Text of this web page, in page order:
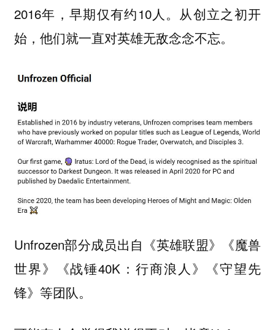
2016年，早期仅有约10人。从创立之初开
始，他们就一直对英雄无敌念念不忘。
Unfrozen部分成员出自《英雄联盟》《魔兽
世界》《战锤40K：行商浪人》《守望先
锋》等团队。